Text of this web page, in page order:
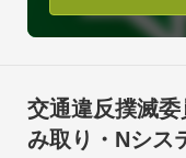
交通違反撲滅委員会
リを起動するだけ
そしてそれらに接近
ん、通知バーにも情報
なのでナビアプリのバ
交通違反撲滅
み取り・Nシス